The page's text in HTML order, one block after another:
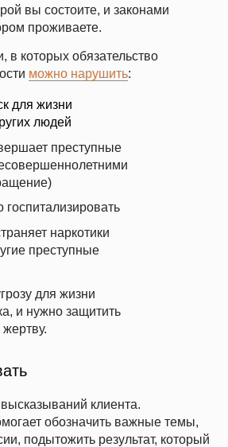
вы состоите, и законами
проживаете.
в которых обязательство
можно нарушить:
для жизни
людей
преступные
наркотики
преступные
для жизни
и нужно защитить
клиента.
обозначить важные темы,
подытожить результат, который
Подробнее